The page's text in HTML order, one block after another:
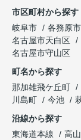
市区町村から探す
岐阜市
各務原市
名古屋市天白区
名古屋市守山区
町名から探す
那加雄飛ケ丘町
川島町
今池
沿線から探す
東海道本線
高